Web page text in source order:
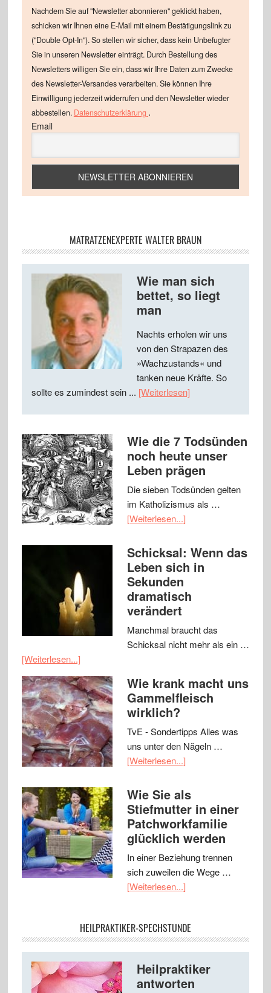
Nachdem Sie auf "Newsletter abonnieren" geklickt haben,
schicken wir Ihnen eine E-Mail mit einem Bestätigungslink zu
("Double Opt-In"). So stellen wir sicher, dass kein Unbefugter
Sie in unseren Newsletter einträgt. Durch Bestellung des
Newsletters willigen Sie ein, dass wir Ihre Daten zum Zwecke
des Newsletter-Versandes verarbeiten. Sie können Ihre
Einwilligung jederzeit widerrufen und den Newsletter wieder
abbestellen. Datenschutzerklärung .
Email
MATRATZENEXPERTE WALTER BRAUN
Wie man sich
bettet, so liegt
man
Nachts erholen wir uns
von den Strapazen des
»Wachzustands« und
tanken neue Kräfte. So
sollte es zumindest sein ... [Weiterlesen]
Wie die 7 Todsünden
noch heute unser
Leben prägen
Die sieben Todsünden gelten
im Katholizismus als …
[Weiterlesen...]
Schicksal: Wenn das
Leben sich in
Sekunden
dramatisch
verändert
Manchmal braucht das
Schicksal nicht mehr als ein …
[Weiterlesen...]
Wie krank macht uns
Gammelfleisch
wirklich?
TvE - Sondertipps Alles was
uns unter den Nägeln …
[Weiterlesen...]
Wie Sie als
Stiefmutter in einer
Patchworkfamilie
glücklich werden
In einer Beziehung trennen
sich zuweilen die Wege …
[Weiterlesen...]
HEILPRAKTIKER-SPECHSTUNDE
Heilpraktiker
antworten